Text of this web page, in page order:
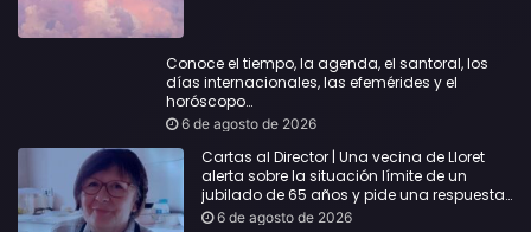
Conoce el tiempo, la agenda, el santoral, los
días internacionales, las efemérides y el
horóscopo…
6 de agosto de 2026
Cartas al Director | Una vecina de Lloret
alerta sobre la situación límite de un
jubilado de 65 años y pide una respuesta
urgente
6 de agosto de 2026